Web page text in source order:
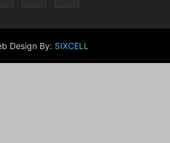
Design By: SIXCELL